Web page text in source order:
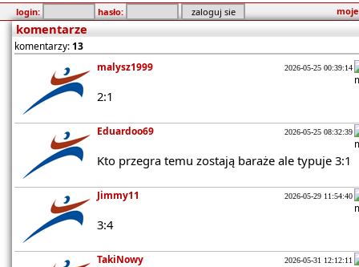
login: hasło:
komentarze
komentarzy:13
malysz1999
2026-05-25 00:39:14
2:1
Eduardoo69 2026-05-25 08:32:39
Kto przegra temu zostają baraże ale typuje 3:1
Jimmy11 2026-05-29 11:54:40
3:4
TakiNowy 2026-05-31 12:12:11